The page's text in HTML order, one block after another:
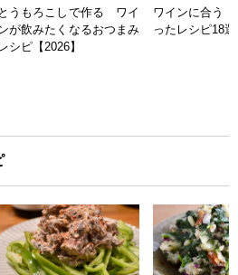
とうもろこしで作る ワイ
が飲みたくなるおつまみ
レシピ【2026】
ワインに合う
ったレシピ18